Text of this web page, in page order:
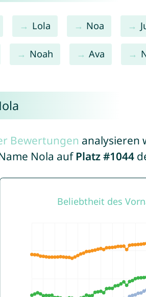
Lola Noa
Noah Ava
Bewertungen analysieren
Nola auf Platz #1044